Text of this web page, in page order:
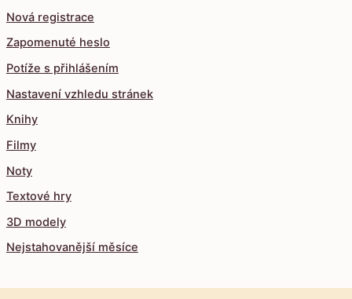
Nová registrace
Zapomenuté heslo
Potíže s přihlášením
Nastavení vzhledu stránek
Knihy
Filmy
Noty
Textové hry
3D modely
Nejstahovanější měsíce